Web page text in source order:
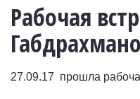
Рабочая
27.09.17 прошла